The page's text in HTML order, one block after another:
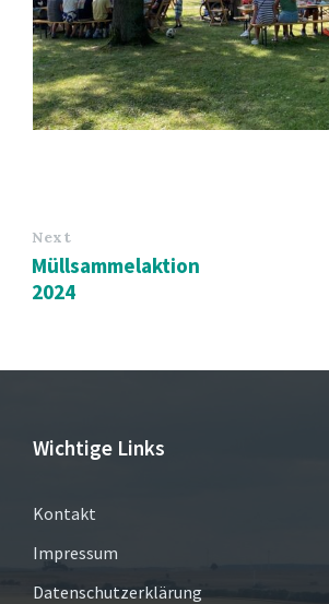
Next
Müllsammelaktion
2024
Wichtige Links
Kontakt
Impressum
Datenschutzerklärung